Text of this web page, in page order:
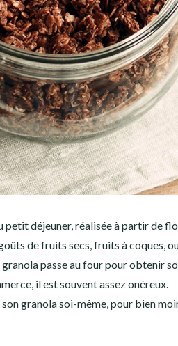
petit déjeuner, réalisée à partir de
de fruits secs, fruits à coques,
passe au four pour obtenir
il est souvent assez onéreux.
granola soi-même, pour bien